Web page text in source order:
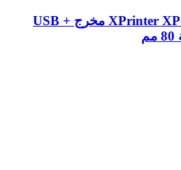
طابعة فواتير حرارية XPrinter XP-80 مخرج USB +